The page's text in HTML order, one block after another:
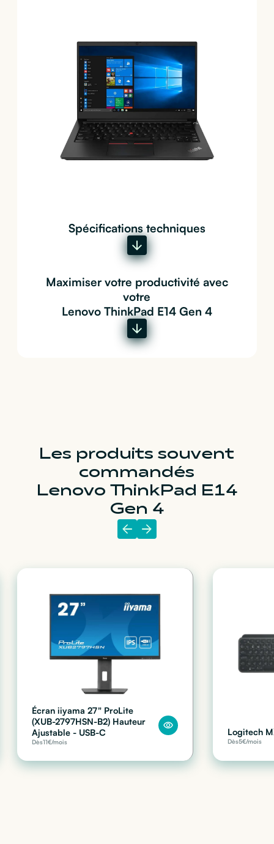
Spécifications techniques
Maximiser votre productivité avec
votre
Lenovo ThinkPad E14 Gen 4
Les produits souvent
commandés
Lenovo ThinkPad E14
Gen 4
Écran iiyama 27" ProLite
(XUB-2797HSN-B2) Hauteur
Ajustable - USB-C
Dès11€/mois
Logitech
Dès5€/mois